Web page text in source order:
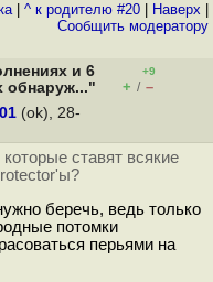
| ^ к родителю #20 Наверх
Cообщить модератору
и 6
обнаруж..."
+9
+ / –
(ok), 28-
ставят всякие
беречь, ведь только
потомки
перьями на